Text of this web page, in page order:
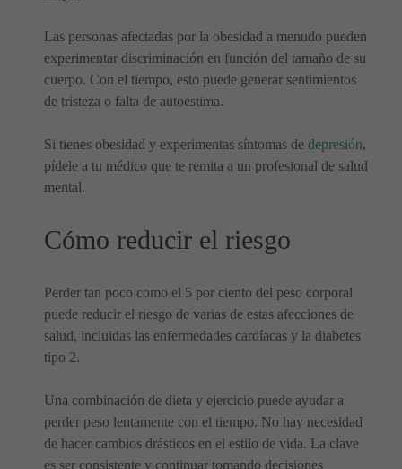
Las personas afectadas por la obesidad a menudo pueden
experimentar discriminación en función del tamaño de su
cuerpo. Con el tiempo, esto puede generar sentimientos
de tristeza o falta de autoestima.
Si tienes obesidad y experimentas síntomas de depresión,
pídele a tu médico que te remita a un profesional de salud
mental.
Cómo reducir el riesgo
Perder tan poco como el 5 por ciento del peso corporal
puede reducir el riesgo de varias de estas afecciones de
salud, incluidas las enfermedades cardíacas y la diabetes
tipo 2.
Una combinación de dieta y ejercicio puede ayudar a
perder peso lentamente con el tiempo. No hay necesidad
de hacer cambios drásticos en el estilo de vida. La clave
es ser consistente y continuar tomando decisiones